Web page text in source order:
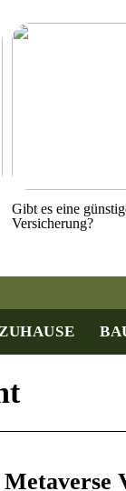
Gibt es eine
Versicherung?